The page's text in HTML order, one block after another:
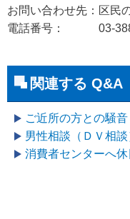
お問い合わせ先：区民
電話番号： 03-
関連する Q&A
ご近所の方との騒
男性相談（ＤＶ相
消費者センターへ